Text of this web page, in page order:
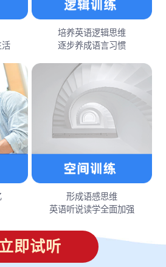
活
培养英语逻辑思维
逐步养成语言习惯
形成语感思维
英语听说读学全面加强
即试听